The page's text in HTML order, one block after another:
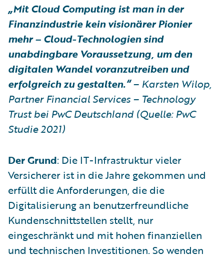
„Mit Cloud Computing ist man in der
Finanzindustrie kein visionärer Pionier
mehr – Cloud-Technologien sind
unabdingbare Voraussetzung, um den
digitalen Wandel voranzutreiben und
erfolgreich zu gestalten.“– Karsten Wilop,
Partner Financial Services – Technology
Trust bei PwC Deutschland (Quelle: PwC
Studie 2021)
Der Grund: Die IT-Infrastruktur vieler
Versicherer ist in die Jahre gekommen und
erfüllt die Anforderungen, die die
Digitalisierung an benutzerfreundliche
Kundenschnittstellen stellt, nur
eingeschränkt und mit hohen finanziellen
und technischen Investitionen. So wenden